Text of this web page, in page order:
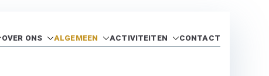
OVER ONS ALGEMEEN ACTIVITEITEN CONTACT